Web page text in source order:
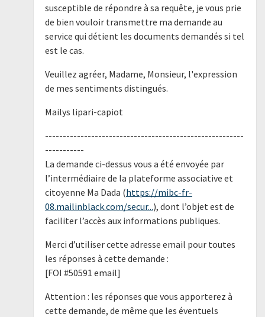
susceptible de répondre à sa requête, je vous prie
de bien vouloir transmettre ma demande au
service qui détient les documents demandés si tel
est le cas.
Veuillez agréer, Madame, Monsieur, l'expression
de mes sentiments distingués.
Mailys lipari-capiot
--------------------------------------------------------
-----------
La demande ci-dessus vous a été envoyée par
l’intermédiaire de la plateforme associative et
citoyenne Ma Dada (https://mibc-fr-
08.mailinblack.com/secur...), dont l’objet est de
faciliter l’accès aux informations publiques.
Merci d’utiliser cette adresse email pour toutes
les réponses à cette demande :
[FOI #50591 email]
Attention : les réponses que vous apporterez à
cette demande, de même que les éventuels